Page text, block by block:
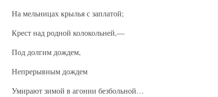
На мельницах крылья с заплатой;
Крест над родной колокольней,—
Под долгим дождем,
Непрерывным дождем
Умирают зимой в агонии безбольной…